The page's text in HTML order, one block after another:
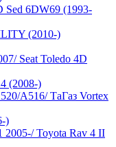
Sed 6DW69 (1993-
(2010-)
Seat Toledo 4D
(2008-)
A516/ ТаГаз Vortex
)
2005-/ Toyota Rav 4 II